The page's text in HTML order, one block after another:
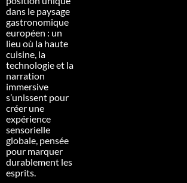
dans le paysage
gastronomique
européen : un
lieu où la haute
cuisine, la
technologie et la
narration
immersive
s’unissent pour
créer une
expérience
sensorielle
globale, pensée
pour marquer
durablement les
esprits.